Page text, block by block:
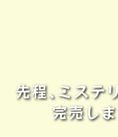
先程､ミステ
完売し